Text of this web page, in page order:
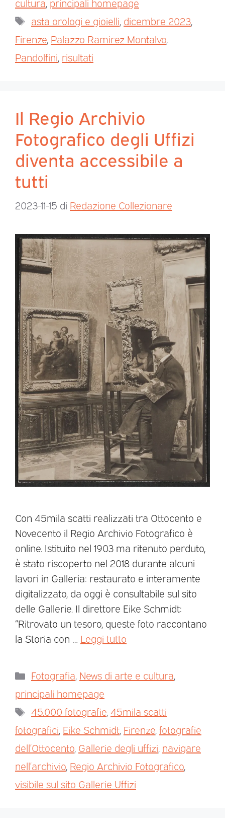
asta orologi e gioielli dicembre 2023
Firenze Palazzo Ramirez Montalvo
Pandolfini risultati
Il Regio Archivio
Fotografico degli Uffizi
diventa accessibile a
tutti
2023-11-15 di Redazione Collezionare
Con 45mila scatti realizzati tra Ottocento e
Novecento il Regio Archivio Fotografico è
online. Istituito nel 1903 ma ritenuto perduto,
è stato riscoperto nel 2018 durante alcuni
lavori in Galleria: restaurato e interamente
digitalizzato, da oggi è consultabile sul sito
delle Gallerie. Il direttore Eike Schmidt:
“Ritrovato un tesoro, queste foto raccontano
la Storia con … Leggi tutto
Fotografia, News di arte e cultura,
principali homepage
45.000 fotografie,45mila scatti
fotografici, Eike Schmidt, Firenze,fotografie
dell’Ottocento, Gallerie degli uffizi, navigare
nell’archivio, Regio Archivio Fotografico,
visibile sul sito Gallerie Uffizi